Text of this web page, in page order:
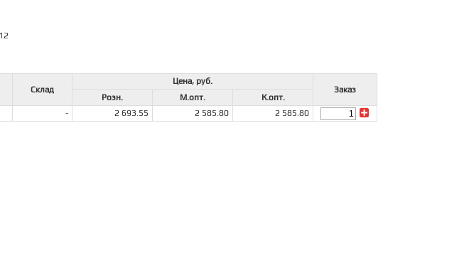
Склад
Цена, руб.
Заказ
Розн. М.опт.
К.опт.
- 2 693.55 2 585.80 2 585.80